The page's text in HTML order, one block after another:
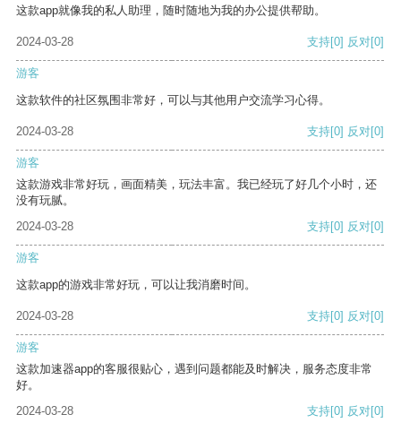
这款app就像我的私人助理，随时随地为我的办公提供帮助。
2024-03-28 支持[0] 反对[0]
游客
这款软件的社区氛围非常好，可以与其他用户交流学习心得。
2024-03-28 支持[0] 反对[0]
游客
这款游戏非常好玩，画面精美，玩法丰富。我已经玩了好几个小时，还
没有玩腻。
2024-03-28
支持[0] 反对[0]
游客
这款app的游戏非常好玩，可以让我消磨时间。
2024-03-28 支持[0] 反对[0]
游客
这款加速器app的客服很贴心，遇到问题都能及时解决，服务态度非常
好。
2024-03-28
支持[0] 反对[0]